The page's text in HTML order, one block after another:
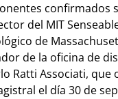
confirmados
del MIT
de
de la oficina de
Ratti Associati, que
el día 30 de